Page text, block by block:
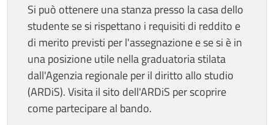
Si può ottenere una stanza presso la casa dello
studente se si rispettano i requisiti di reddito e
di merito previsti per l'assegnazione e se si è in
una posizione utile nella graduatoria stilata
dall'Agenzia regionale per il diritto allo studio
(ARDiS). Visita il sito dell'ARDiS per scoprire
come partecipare al bando.